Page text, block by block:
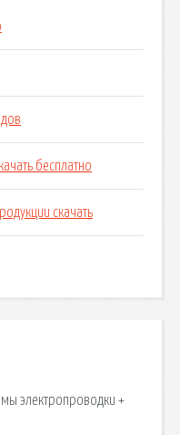
бесплатно
скачать
электропроводки +